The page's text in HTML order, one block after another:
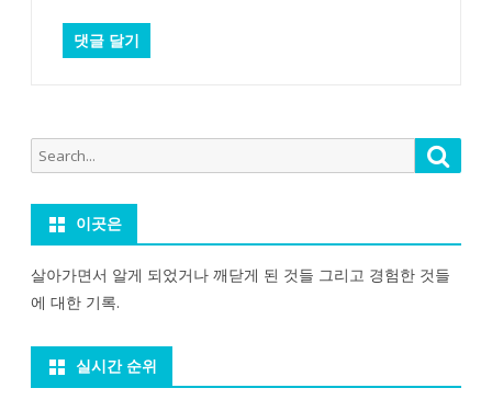
Search
for:
이곳은
살아가면서 알게 되었거나 깨닫게 된 것들 그리고 경험한 것들
에 대한 기록.
실시간 순위